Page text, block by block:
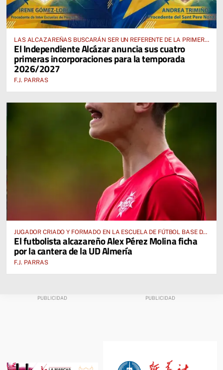
LAS ALCAZAREÑAS BUSCARÁN SER UN REFERENTE DE LA PRIMERA
AUTONÓMICA PREFERENTE FEMENINA
El Independiente Alcázar anuncia sus cuatro
primeras incorporaciones para la temporada
2026/2027
F.J. PARRAS
JUGADOR CRIADO Y FORMADO EN LA ESCUELA DE FÚTBOL BASE DE
ALCÁZAR DE SAN JUAN
El futbolista alcazareño Alex Pérez Molina ficha
por la cantera de la UD Almería
F.J. PARRAS